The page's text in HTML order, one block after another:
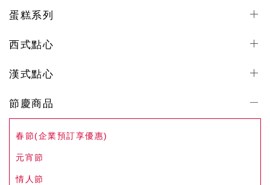
蛋糕系列
西式點心
漢式點心
節慶商品
春節(企業預訂享優惠)
元宵節
情人節